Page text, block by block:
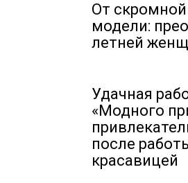
От
модели:
летней
Удачная
«Модного
после
красавицей